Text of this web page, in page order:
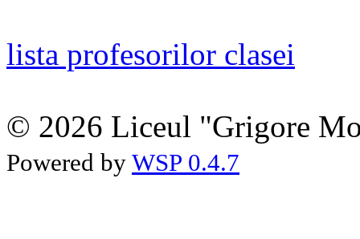
lista profesorilor clasei
© 2026 Liceul "Grigore
Powered by WSP 0.4.7